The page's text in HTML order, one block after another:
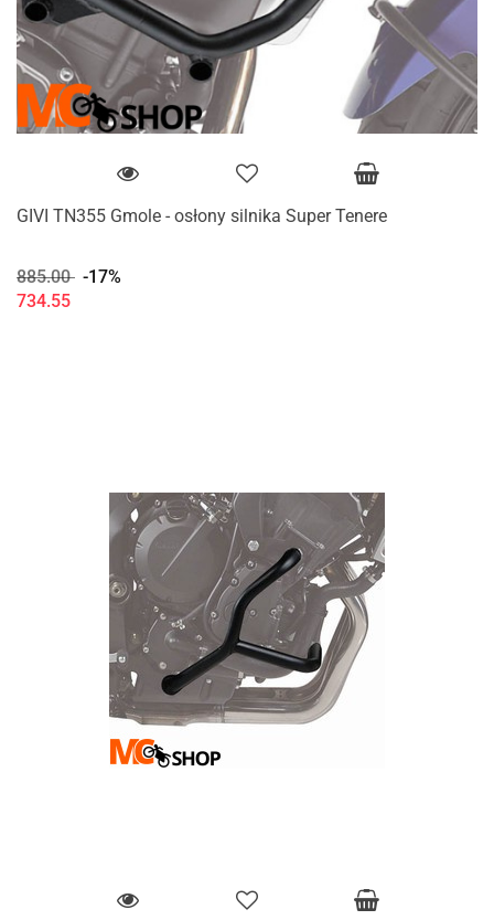
GIVI TN355 Gmole - osłony silnika Super Tenere
885.00 -17%
734.55